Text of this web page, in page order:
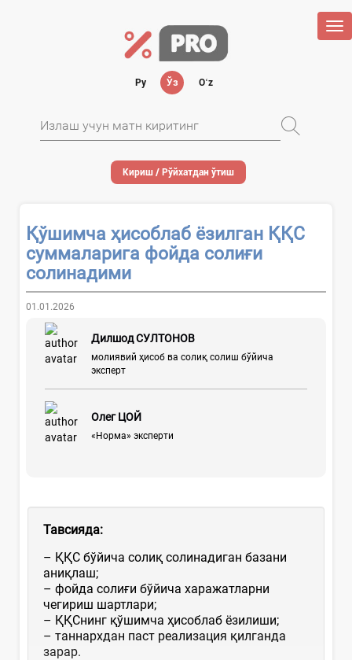
Ру Ўз Oʻz
Кириш / Рўйхатдан ўтиш
Қўшимча ҳисоблаб ёзилган ҚҚС
суммаларига фойда солиғи
солинадими
01.01.2026
Дилшод СУЛТОНОВ
молиявий ҳисоб ва солиқ солиш бўйича
эксперт
Олег ЦОЙ
«Норма» эксперти
Тавсияда:
– ҚҚС бўйича солиқ солинадиган базани
аниқлаш;
– фойда солиғи бўйича харажатларни
чегириш шартлари;
– ҚҚСнинг қўшимча ҳисоблаб ёзилиши;
– таннархдан паст реализация қилганда
зарар.